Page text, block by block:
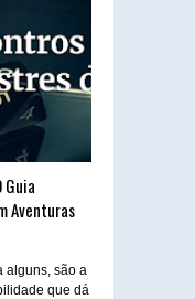
Guia
Aventuras
alguns, são a
que dá